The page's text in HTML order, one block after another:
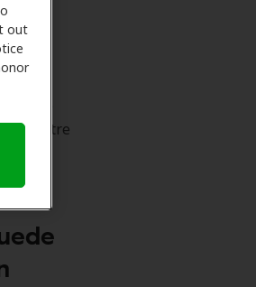
out
entre